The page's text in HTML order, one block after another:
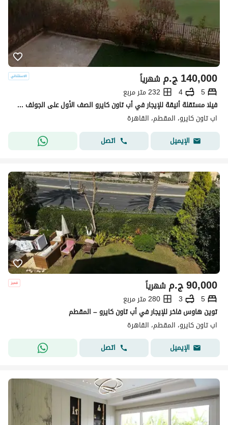
ج.م140,000 شهرياً
5
4
232 متر مربع
فيلا مستقلة أنيقة للإيجار في أب تاون كايرو الصف الأول على الجولف وموقع مميز
اب تاون كايرو، المقطم، القاهرة
الإيميل
اتصل
ج.م90,000 شهرياً
5
3
280 متر مربع
توين هاوس فاخر للإيجار في أب تاون كايرو – المقطم
اب تاون كايرو، المقطم، القاهرة
الإيميل
اتصل